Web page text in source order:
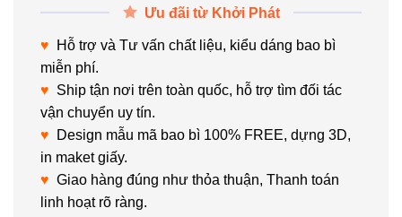
Ưu đãi từ Khởi Phát
♥ Hỗ trợ và Tư vấn chất liệu, kiểu dáng bao bì
miễn phí.
♥ Ship tận nơi trên toàn quốc, hỗ trợ tìm đối tác
vận chuyển uy tín.
♥ Design mẫu mã bao bì 100% FREE, dựng 3D,
in maket giấy.
♥ Giao hàng đúng như thỏa thuận, Thanh toán
linh hoạt rõ ràng.